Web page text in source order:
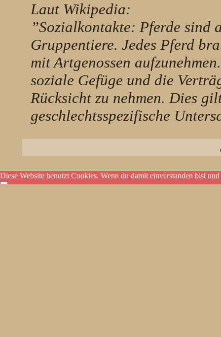
Laut Wikipedia:
”Sozialkontakte: Pferde sind
Gruppentiere. Jedes Pferd
mit Artgenossen
soziale Gefüge und die
Rücksicht zu nehmen. Dies
geschlechtsspezifische
Diese Website benutzt Cookies. Wenn du damit einverstanden bist